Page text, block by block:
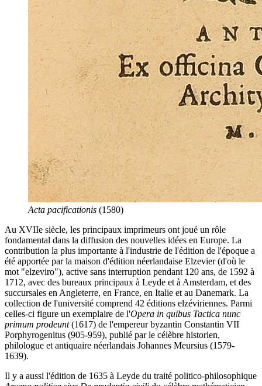
Acta pacificationis (1580)
Au XVIIe siècle, les principaux imprimeurs ont joué un rôle
fondamental dans la diffusion des nouvelles idées en Europe. La
contribution la plus importante à l'industrie de l'édition de l'époque a
été apportée par la maison d'édition néerlandaise Elzevier (d'où le
mot "elzeviro"), active sans interruption pendant 120 ans, de 1592 à
1712, avec des bureaux principaux à Leyde et à Amsterdam, et des
succursales en Angleterre, en France, en Italie et au Danemark. La
collection de l'université comprend 42 éditions elzéviriennes. Parmi
celles-ci figure un exemplaire de l'Opera in quibus Tactica nunc
primum prodeunt(1617) de l'empereur byzantin Constantin VII
Porphyrogenitus (905-959), publié par le célèbre historien,
philologue et antiquaire néerlandais Johannes Meursius (1579-
1639).
Il y a aussi l'édition de 1635 à Leyde du traité politico-philosophique